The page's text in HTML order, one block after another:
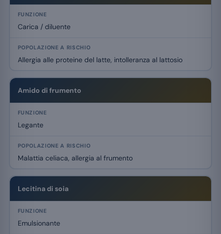
Carica / diluente
Allergia alle proteine del latte, intolleranza al lattosio
Amido di frumento
Legante
Malattia celiaca, allergia al frumento
Lecitina di soia
Emulsionante